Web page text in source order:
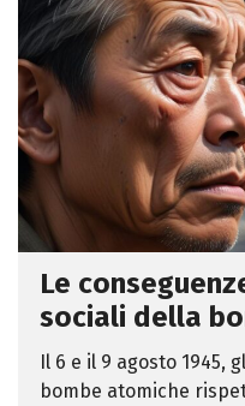
Le
sociali della
Il 6 e il 9 agosto 1945,
bombe atomiche